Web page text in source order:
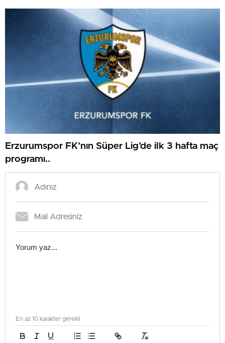
Erzurumspor FK’nın Süper Lig’de ilk 3 hafta maç
programı..
En az 10 karakter gerekli